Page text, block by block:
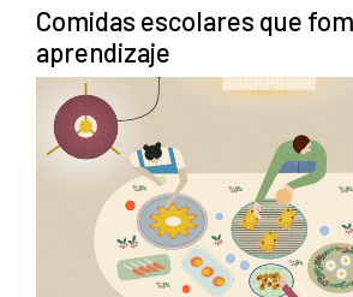
Comidas escolares que
aprendizaje